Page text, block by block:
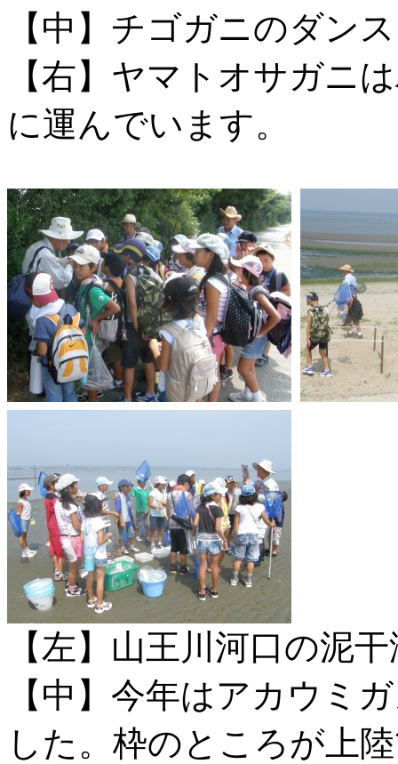
【中】チゴガニのダン
【右】ヤマトオサガニ
に運んでいます。
【左】山王川河口の泥
【中】今年はアカウミ
した。枠のところが上